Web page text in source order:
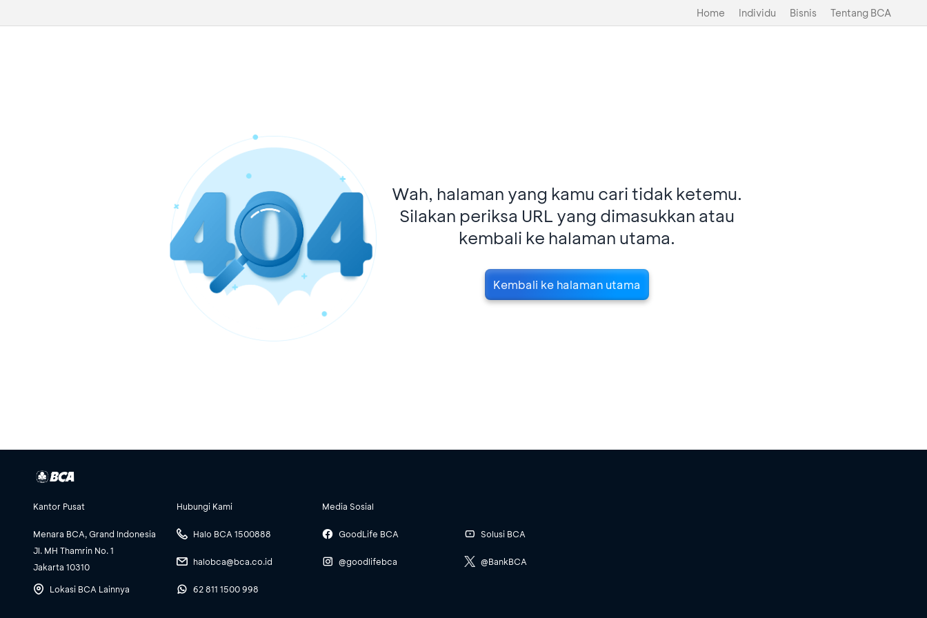
Home Individu Bisnis Tentang BCA
Wah, halaman yang kamu cari tidak ketemu.
Silakan periksa URL yang dimasukkan atau
kembali ke halaman utama.
Kembali ke halaman utama
Kantor Pusat
Menara BCA, Grand Indonesia
Jl. MH Thamrin No. 1
Jakarta 10310
Lokasi BCA Lainnya
Hubungi Kami
Halo BCA 1500888
halobca@bca.co.id
62 811 1500 998
Media Sosial
GoodLife BCA
@goodlifebca
Solusi BCA
@BankBCA